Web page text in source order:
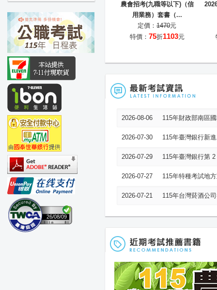
26/08/09
農會招考(九職等以下)（信
用業務）套書（...
定價： 1470元
特價： 75折1103元
2026-08-06 115年財政部南區
2026-07-30 115年臺灣銀行新
2026-07-29 115年臺灣銀行第
2026-07-27 115年特種考試地
2026-07-21 115年台灣菸酒公